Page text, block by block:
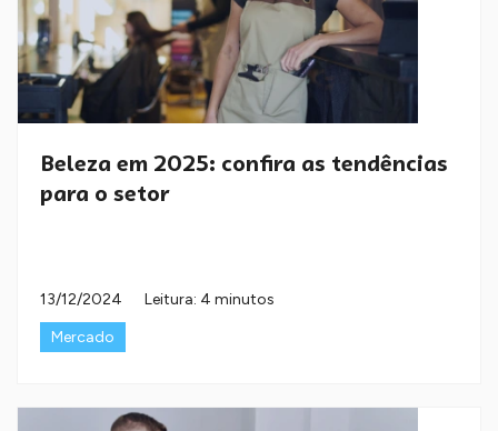
Beleza em 2025: confira as tendências
para o setor
13/12/2024
Leitura: 4 minutos
Mercado